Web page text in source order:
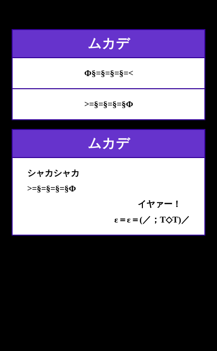
ムカデ
Φ§=§=§=§=<
>=§=§=§=§Φ
ムカデ
シャカシャカ
>=§=§=§=§Φ
イヤァー！
ε＝ε＝(／；T◇T)／